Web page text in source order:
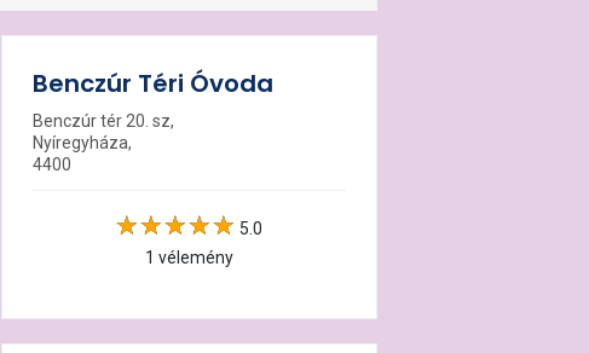
Benczúr Téri Óvoda
Benczúr tér 20. sz,
Nyíregyháza,
4400
5.0
1 vélemény